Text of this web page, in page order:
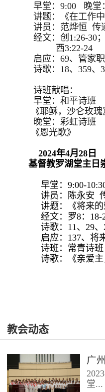
早堂：9:00 晚堂
讲题：《在工作中
讲员：范烨恒 传
经文：创1:26-30；
西3:22-24
启应：69、管家
诗歌：18、359、
诗班献唱：
早堂：和平诗班
《耶稣，沙仑玫瑰
晚堂：彩虹诗班
《恩光歌》
2024年4月28日
基督教罗湖堂主日
早堂：9:00-
讲员：陈永安
讲题：《将来的
经文：罗8：18-
诗歌：11、29、
启应：137、将
诗班：常青诗班
诗歌：《亲爱主，
教会动态
堂...